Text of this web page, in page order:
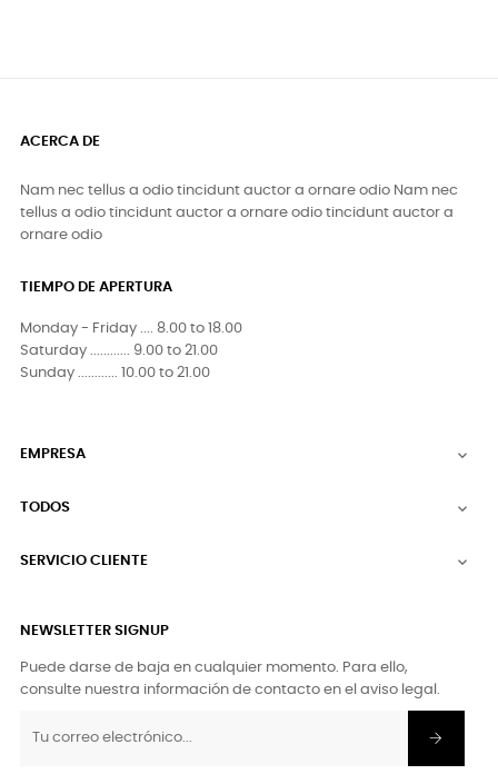
ACERCA DE
Nam nec tellus a odio tincidunt auctor a ornare odio Nam nec
tellus a odio tincidunt auctor a ornare odio tincidunt auctor a
ornare odio
TIEMPO DE APERTURA
Monday - Friday .... 8.00 to 18.00
Saturday ............ 9.00 to 21.00
Sunday ............ 10.00 to 21.00
EMPRESA 
TODOS 
SERVICIO CLIENTE 
NEWSLETTER SIGNUP
Puede darse de baja en cualquier momento. Para ello,
consulte nuestra información de contacto en el aviso legal.